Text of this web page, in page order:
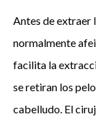
Antes de extraer
normalmente
facilita la
se retiran los
cabelludo. El